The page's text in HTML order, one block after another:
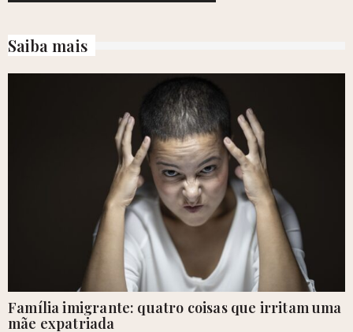
Saiba mais
Família imigrante: quatro coisas que irritam uma
mãe expatriada